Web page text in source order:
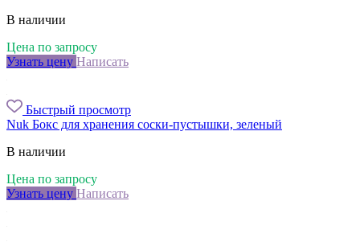
В наличии
Цена по запросу
Узнать цену Написать
Быстрый просмотр
Nuk Бокс для хранения соски-пустышки, зеленый
В наличии
Цена по запросу
Узнать цену Написать